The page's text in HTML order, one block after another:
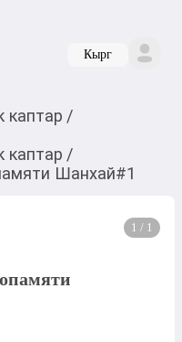
Кырг
/
/
Шанхай#1
1 / 1